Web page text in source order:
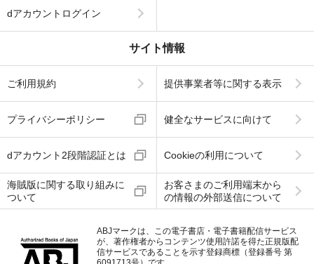
dアカウントログイン
サイト情報
ご利用規約 提供事業者等に関する表示
プライバシーポリシー 健全なサービスに向けて
dアカウント2段階認証とは Cookieの利用について
海賊版に関する取り組みに
ついて
お客さまのご利用端末から
の情報の外部送信について
ABJマークは、この電子書店・電子書籍配信サービス
が、著作権者からコンテンツ使用許諾を得た正規版配
信サービスであることを示す登録商標（登録番号 第